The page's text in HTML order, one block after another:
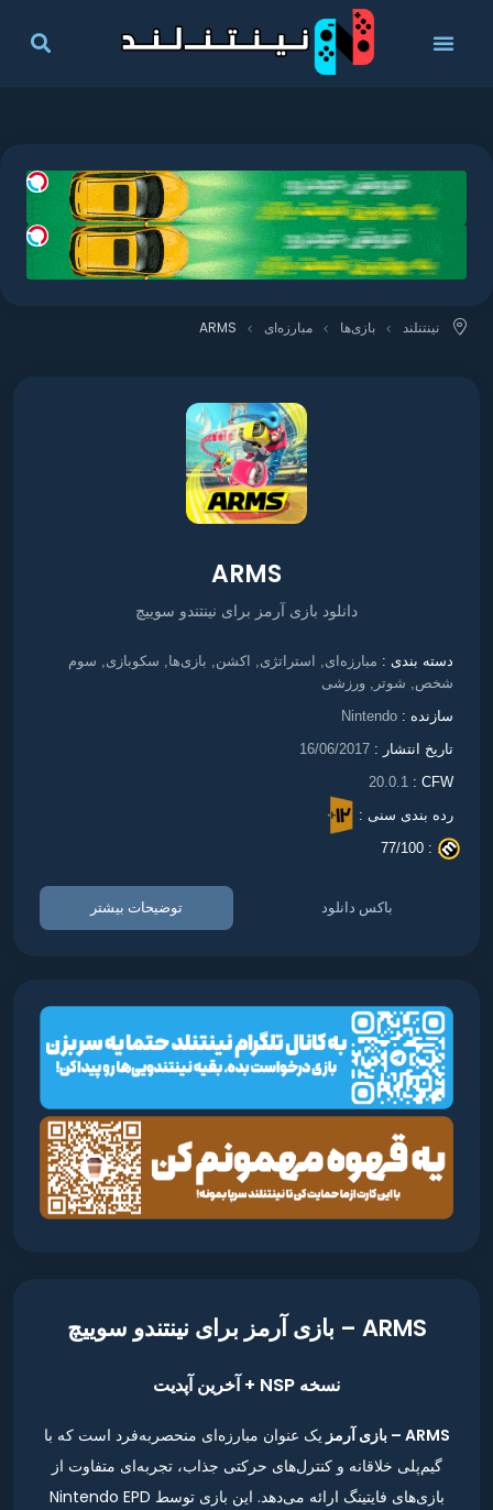
نینتنلند بازی‌ها مبارزه‌ای ARMS
ARMS
دانلود بازی آرمز برای نینتندو سوییچ
دسته بندی : مبارزه‌ای استراتژی اکشن بازی‌ها سکوبازی سوم
شخص شوتر ورزشی
سازنده : Nintendo
تاریخ انتشار : 16/06/2017
CFW :
20.0.1
رده بندی سنی :
. :
77/100
باکس دانلود توضیحات بیشتر
ARMS – بازی آرمز برای نینتندو سوییچ
نسخه NSP + آخرین آپدیت
ARMS – بازی آرمز
یک عنوان مبارزه‌ای منحصربه‌فرد است که با
گیم‌پلی خلاقانه و کنترل‌های حرکتی جذاب، تجربه‌ای متفاوت از
بازی‌های فایتینگ ارائه می‌دهد. این بازی توسط Nintendo EPD